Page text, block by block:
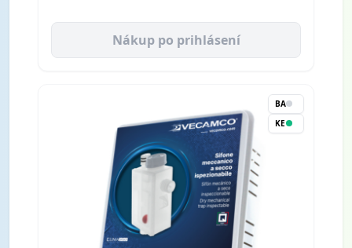
Nákup po prihlásení
BA
KE